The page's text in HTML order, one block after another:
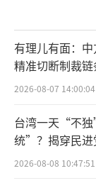
与俄美
也着重在与
题进行会谈。
在乌美
克兰总统泽
乌克兰和美
有理儿有面：
精准切断制裁链
2026-08-07 14:00:04
台湾一天“不
统”？揭穿民进
2026-08-08 10:47:51